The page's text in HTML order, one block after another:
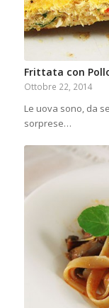
Frittata con
Ottobre 22, 2014
Le uova sono, da
sorprese…